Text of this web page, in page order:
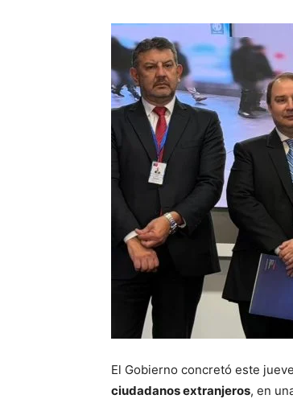
El Gobierno concretó este
ciudadanos extranjeros, en